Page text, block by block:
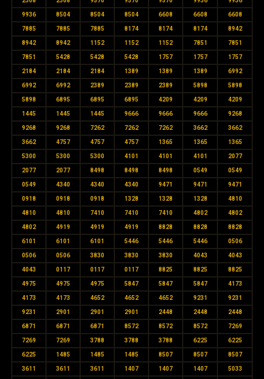
9936 8504 8504 8504 6608 6608 6608
7885 7885 7885 8174 8174 8174 8942
8942 8942 1152 1152 1152 7851 7851
7851 5428 5428 5428 1757 1757 1757
2184 2184 2184 1389 1389 1389 6992
6992 6992 2389 2389 2389 5898 5898
5898 6895 6895 6895 4209 4209 4209
1445 1445 1445 9666 9666 9666 9268
9268 9268 7262 7262 7262 3662 3662
3662 4757 4757 4757 1365 1365 1365
5300 5300 5300 4101 4101 4101 2077
2077 2077 8498 8498 8498 0549 0549
0549 4340 4340 4340 9471 9471 9471
0918 0918 0918 1328 1328 1328 4810
4810 4810 7410 7410 7410 4802 4802
4802 4919 4919 4919 8828 8828 8828
6101 6101 6101 5446 5446 5446 0506
0506 0506 3830 3830 3830 4043 4043
4043 0117 0117 0117 8825 8825 8825
4975 4975 4975 5847 5847 5847 4173
4173 4173 4652 4652 4652 9231 9231
9231 2901 2901 2901 2448 2448 2448
6871 6871 6871 8572 8572 8572 7269
7269 7269 3788 3788 3788 6225 6225
6225 1485 1485 1485 8507 8507 8507
3611 3611 3611 1407 1407 1407 5033